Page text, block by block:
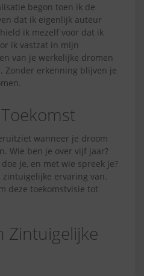
begon toen ik de
dat ik eigenlijk auteur
ik mezelf voor dat ik
ik vastzat in mijn
van je werkelijke dromen
Zonder erkenning blijven je
wanneer je droom
Wie ben je over vijf jaar?
je, en met wie spreek je?
ervaring van.
deze toekomstvisie tot
Zintuigelijke